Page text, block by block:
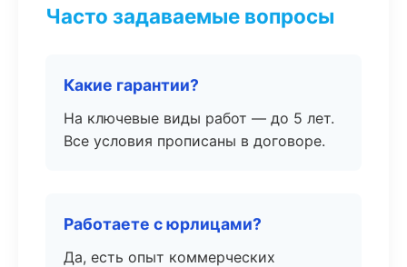
Часто задаваемые вопросы
Какие гарантии?
На ключевые виды работ — до 5 лет.
Все условия прописаны в договоре.
Работаете с юрлицами?
Да, есть опыт коммерческих